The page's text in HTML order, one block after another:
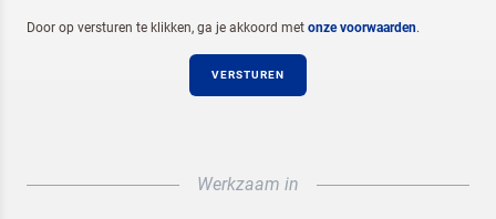
Door op versturen te klikken, ga je akkoord met onze voorwaarden.
VERSTUREN
Werkzaam in